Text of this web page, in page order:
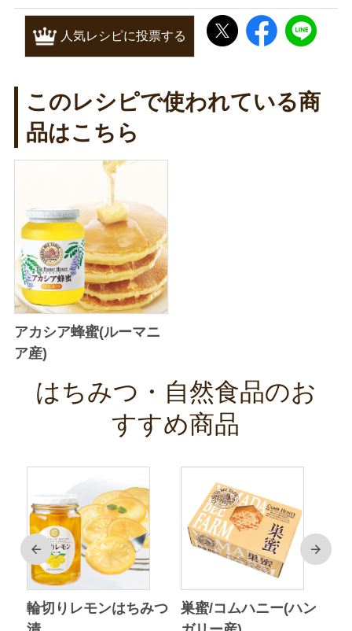
人気レシピに投票する
このレシピで使われている商
品はこちら
アカシア蜂蜜(ルーマニ
ア産)
はちみつ・自然食品のお
すすめ商品
前
輪切りレモンはちみつ
巣蜜/コムハニー(ハン
次